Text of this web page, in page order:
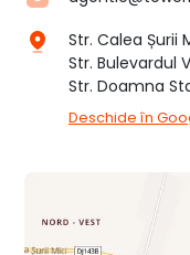
Str. Calea Șurii
Str. Bulevardul
Str. Doamna
Deschide în